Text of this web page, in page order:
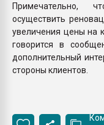
Примечательно,
осуществить
увеличения цены на
говорится в
дополнительный
стороны клиентов.